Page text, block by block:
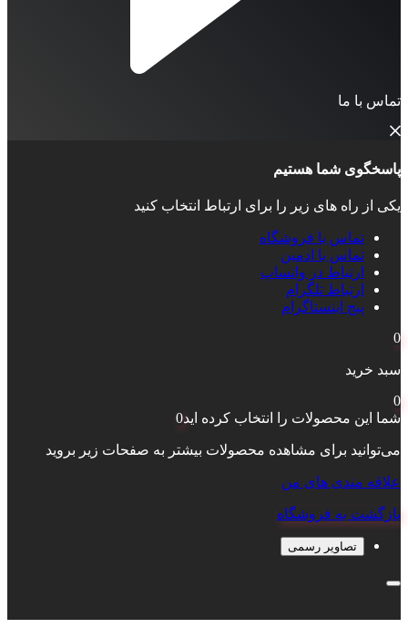
تماس با ما
پاسخگوی شما هستیم
یکی از راه های زیر را برای ارتباط انتخاب کنید
تماس با فروشگاه
تماس با ادمین
ارتباط در واتساپ
ارتباط تلگرام
پیج اینستاگرام
0
سبد خرید
0
شما این محصولات را انتخاب کرده اید0
می‌توانید برای مشاهده محصولات بیشتر به صفحات زیر بروید
علاقه مندی های من
بازگشت به فروشگاه
تصاویر رسمی